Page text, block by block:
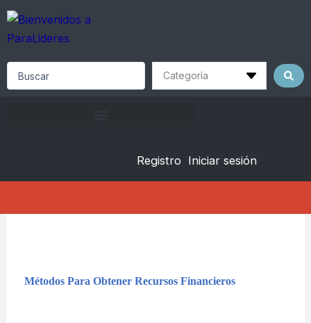
Skip
content
Registro Iniciar sesión
Métodos Para Obtener Recursos Financieros